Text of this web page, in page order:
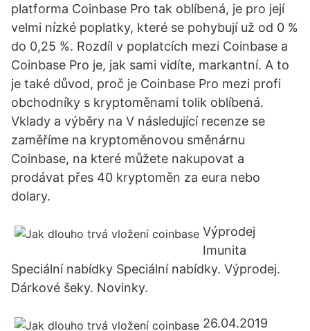
platforma Coinbase Pro tak oblíbená, je pro její
velmi nízké poplatky, které se pohybují už od 0 %
do 0,25 %. Rozdíl v poplatcích mezi Coinbase a
Coinbase Pro je, jak sami vidíte, markantní. A to
je také důvod, proč je Coinbase Pro mezi profi
obchodníky s kryptoměnami tolik oblíbená.
Vklady a výběry na V následující recenze se
zaměříme na kryptoměnovou směnárnu
Coinbase, na které můžete nakupovat a
prodávat přes 40 kryptoměn za eura nebo
dolary.
Výprodej
Imunita
Speciální nabídky Speciální nabídky. Výprodej.
Dárkové šeky. Novinky.
26.04.2019